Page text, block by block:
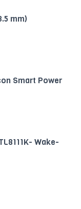
mm)
Smart Power
Wake-